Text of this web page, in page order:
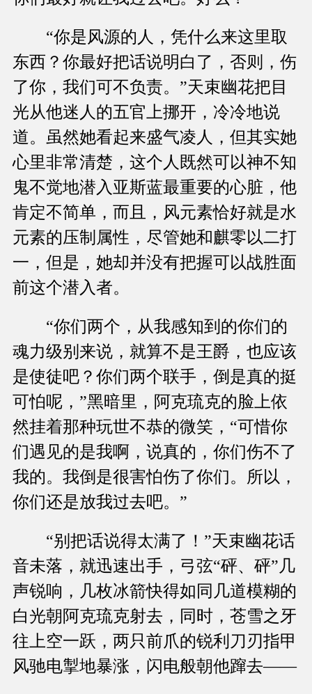
“你是风源的人，凭什么来这里取
东西？你最好把话说明白了，否则，伤
了你，我们可不负责。”天束幽花把目
光从他迷人的五官上挪开，冷冷地说
道。虽然她看起来盛气凌人，但其实她
心里非常清楚，这个人既然可以神不知
鬼不觉地潜入亚斯蓝最重要的心脏，他
肯定不简单，而且，风元素恰好就是水
元素的压制属性，尽管她和麒零以二打
一，但是，她却并没有把握可以战胜面
前这个潜入者。
“你们两个，从我感知到的你们的
魂力级别来说，就算不是王爵，也应该
是使徒吧？你们两个联手，倒是真的挺
可怕呢，”黑暗里，阿克琉克的脸上依
然挂着那种玩世不恭的微笑，“可惜你
们遇见的是我啊，说真的，你们伤不了
我的。我倒是很害怕伤了你们。所以，
你们还是放我过去吧。”
“别把话说得太满了！”天束幽花话
音未落，就迅速出手，弓弦“砰、砰”几
声锐响，几枚冰箭快得如同几道模糊的
白光朝阿克琉克射去，同时，苍雪之牙
往上空一跃，两只前爪的锐利刀刃指甲
风驰电掣地暴涨，闪电般朝他蹿去——